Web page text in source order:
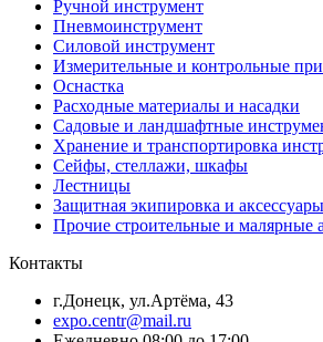
Ручной инструмент
Пневмоинструмент
Силовой инструмент
Измерительные и контрольные
Оснастка
Расходные материалы и насадки
Садовые и ландшафтные
Хранение и транспортировка
Сейфы, стеллажи, шкафы
Лестницы
Защитная экипировка и аксессуары
Прочие строительные и малярные
Контакты
г.Донецк, ул.Артёма, 43
expo.centr@mail.ru